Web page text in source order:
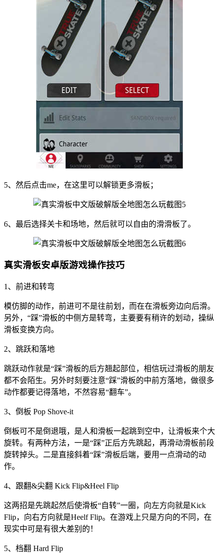
5、然后点击me，在这里可以解锁更多滑板；
6、最后选择关卡和场地，然后就可以自由的滑滑板了。
真实滑板安卓版游戏操作技巧
1、前进和转弯
模仿脚的动作，前进可不是往前划，而在在滑板旁边向后滑。
另外，“踩”滑板的中侧方是转弯，主要要有稍许的划动，操纵
滑板变换方向。
2、跳跃和落地
跳跃动作就是“踩”滑板的后方翘起部位，相信玩过滑板的朋友
都不会陌生。另外时刻要注意“踩”滑板的中前方落地，做很多
动作都要记得落地，不然容易“翻车”。
3、倒板 Pop Shove-it
倒板可不是倒退哦，是人和滑板一起跳到空中，让滑板来个大
旋转。有两种方法，一是“踩”正后方先跳起，再滑动滑板前段
旋转掉头。二是直接斜着“踩”滑板后端，要用一点滑动的动
作。
4、跟翻&尖翻 Kick Flip&Heel Flip
这两招是先跳起然后使滑板“自转”一圈，向左方向就是Kick
Flip，向右方向就是Heelf Flip。在游戏上只是方向的不同，在
现实中可是有很大差别的！
5、档翻 Hard Flip